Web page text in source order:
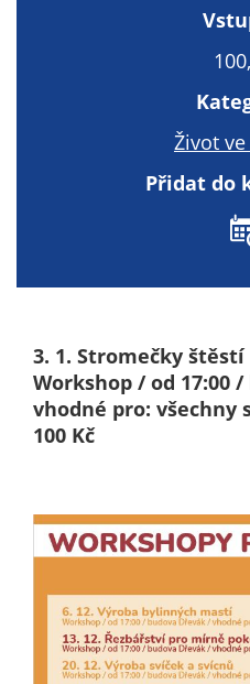
Život
Přidat do
3. 1. Stromečky štěstí
Workshop / od 17:00
vhodné pro:
100 Kč